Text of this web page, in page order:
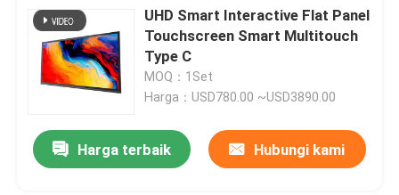
UHD Smart Interactive Flat Panel
Touchscreen Smart Multitouch
Type C
MOQ：1Set
Harga：USD780.00 ~USD3890.00
Harga terbaik Hubungi kami